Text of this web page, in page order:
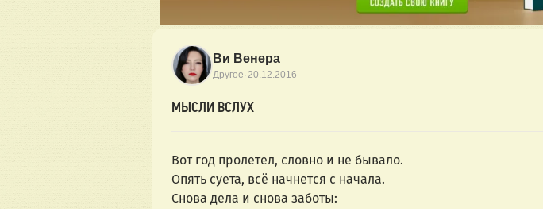
Ви Венера
Другое ·20.12.2016
МЫСЛИ ВСЛУХ
Вот год пролетел, словно и не бывало.
Опять суета, всё начнется с начала.
Снова дела и снова заботы: